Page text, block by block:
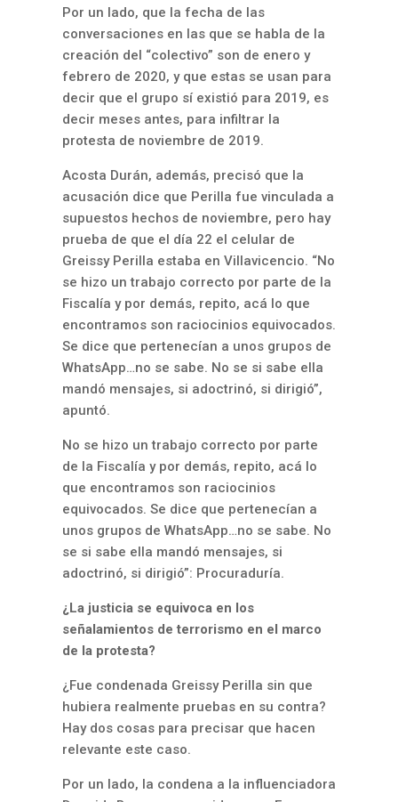
Por un lado, que la fecha de las
conversaciones en las que se habla de la
creación del “colectivo” son de enero y
febrero de 2020, y que estas se usan para
decir que el grupo sí existió para 2019, es
decir meses antes, para infiltrar la
protesta de noviembre de 2019.
Acosta Durán, además, precisó que la
acusación dice que Perilla fue vinculada a
supuestos hechos de noviembre, pero hay
prueba de que el día 22 el celular de
Greissy Perilla estaba en Villavicencio. “No
se hizo un trabajo correcto por parte de la
Fiscalía y por demás, repito, acá lo que
encontramos son raciocinios equivocados.
Se dice que pertenecían a unos grupos de
WhatsApp…no se sabe. No se si sabe ella
mandó mensajes, si adoctrinó, si dirigió”,
apuntó.
No se hizo un trabajo correcto por parte
de la Fiscalía y por demás, repito, acá lo
que encontramos son raciocinios
equivocados. Se dice que pertenecían a
unos grupos de WhatsApp…no se sabe. No
se si sabe ella mandó mensajes, si
adoctrinó, si dirigió”: Procuraduría.
¿La justicia se equivoca en los
señalamientos de terrorismo en el marco
de la protesta?
¿Fue condenada Greissy Perilla sin que
hubiera realmente pruebas en su contra?
Hay dos cosas para precisar que hacen
relevante este caso.
Por un lado, la condena a la influenciadora